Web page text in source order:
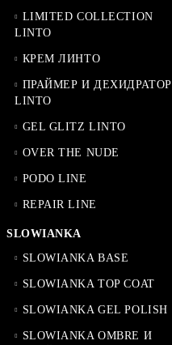
LIMITED COLLECTION
LINTO
КРЕМ ЛИНТО
ПРАЙМЕР И ДЕХИДРАТОР
LINTO
GEL GLITZ LINTO
OVER THE NUDE
PODO LINE
REPAIR LINE
SLOWIANKA
SLOWIANKA BASE
SLOWIANKA TOP COAT
SLOWIANKA GEL POLISH
SLOWIANKA OMBRE И